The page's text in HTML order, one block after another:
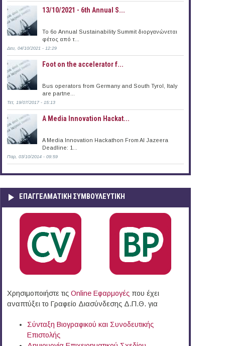
13/10/2021 - 6th Annual S...
To 6ο Annual Sustainability Summit διοργανώνεται
φέτος από τ...
Δευ, 04/10/2021 - 12:29
Foot on the accelerator f...
Bus operators from Germany and South Tyrol, Italy
are partne...
Τετ, 19/07/2017 - 15:13
A Media Innovation Hackat...
A Media Innovation Hackathon From Al Jazeera
Deadline: 1...
Παρ, 03/10/2014 - 09:59
ΕΠΑΓΓΕΛΜΑΤΙΚΉ ΣΥΜΒΟΥΛΕΥΤΙΚΉ
Χρησιμοποιήστε τις Online Eφαρμογές που έχει
αναπτύξει το Γραφείο Διασύνδεσης Δ.Π.Θ. για
Σύνταξη Βιογραφικού και Συνοδευτικής
Επιστολής